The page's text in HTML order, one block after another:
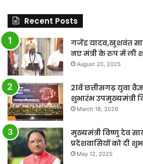
Recent Posts
गजेंद्र यादव,खुशवंत
नए मंत्री के रुप में ली
August 20, 2025
21वें छत्तीसगढ़ युवा
शुभारंभ उपमुख्यमंत्री
March 18, 2026
मुख्यमंत्री विष्णु देव
प्रदेशवासियों को दी
May 12, 2025